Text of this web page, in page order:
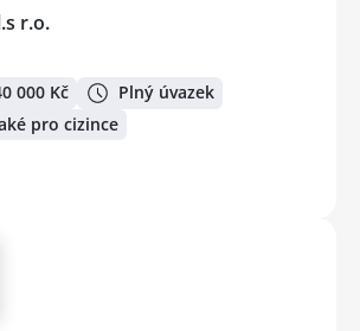
r.o.
000 Kč
Plný úvazek
pro cizince